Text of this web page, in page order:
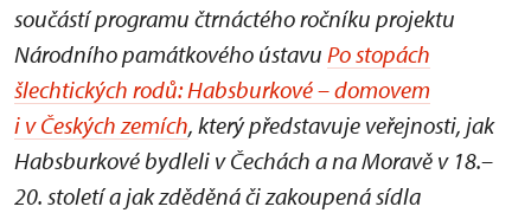
součástí programu čtrnáctého ročníku projektu
Národního památkového ústavu Po stopách
šlechtických rodů: Habsburkové – domovem
i v Českých zemích, který představuje veřejnosti, jak
Habsburkové bydleli v Čechách a na Moravě v 18.–
20. století a jak zděděná či zakoupená sídla